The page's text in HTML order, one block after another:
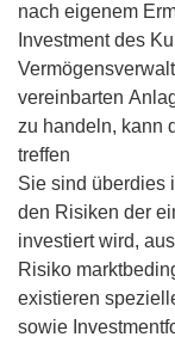
nach eigenem
Investment des
vereinbarten
zu handeln, kann
treffen
Sie sind überdies
den Risiken der
investiert wird,
Risiko
existieren
sowie